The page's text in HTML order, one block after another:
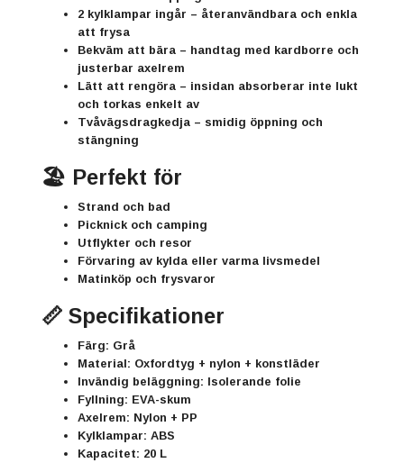
2 kylklampar ingår – återanvändbara och enkla
att frysa
Bekväm att bära – handtag med kardborre och
justerbar axelrem
Lätt att rengöra – insidan absorberar inte lukt
och torkas enkelt av
Tvåvägsdragkedja – smidig öppning och
stängning
🏖️ Perfekt för
Strand och bad
Picknick och camping
Utflykter och resor
Förvaring av kylda eller varma livsmedel
Matinköp och frysvaror
📏 Specifikationer
Färg: Grå
Material: Oxfordtyg + nylon + konstläder
Invändig beläggning: Isolerande folie
Fyllning: EVA-skum
Axelrem: Nylon + PP
Kylklampar: ABS
Kapacitet: 20 L